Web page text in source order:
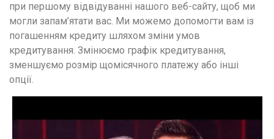
игра
https://xn-
-80adioageb0aqloc.xn-
p1ai/
встречается
довольно
при першому відвідуванні нашого веб-сайту, щоб ми
могли запам’ятати вас. Ми можемо допомогти вам із
погашенням кредиту шляхом зміни умов
кредитування. Змінюємо графік кредитування,
зменшуємо розмір щомісячного платежу або інші
опції.